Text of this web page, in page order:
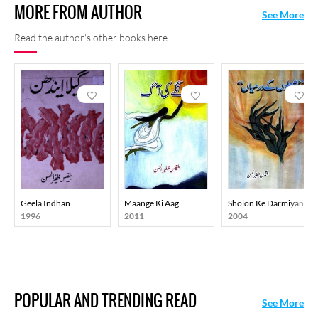
MORE FROM AUTHOR
Read the author's other books here.
See More
Geela Indhan
1996
Maange Ki Aag
2011
Sholon Ke Darmiyan
2004
POPULAR AND TRENDING READ See More